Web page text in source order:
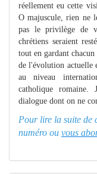
réellement eu cette
O majuscule, rien ne
pas le privilège de
chrétiens seraient
tout en gardant
de l'évolution actuelle
au niveau
catholique romaine.
dialogue dont on ne
Pour lire la suite de
numéro ou vous